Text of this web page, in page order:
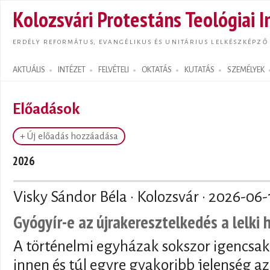
Kolozsvári Protestáns Teológiai
ERDÉLY REFORMÁTUS, EVANGÉLIKUS ÉS UNITÁRIUS LELKÉSZKÉPZŐ
AKTUÁLIS INTÉZET FELVÉTELI OKTATÁS KUTATÁS SZEMÉLYEK
Search form
Előadások
+ Új előadás hozzáadása
2026
Visky Sándor Béla · Kolozsvár · 2026-06-
Gyógyír-e az újrakeresztelkedés a lelki
A történelmi egyházak sokszor
innen és túl egyre gyakoribb jelenség